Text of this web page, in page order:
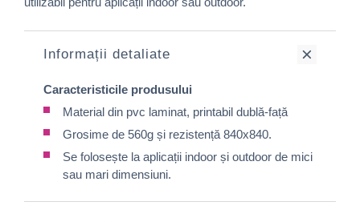
Informații detaliate
Caracteristicile produsului
Material din pvc laminat, printabil dublă-față
Grosime de 560g și rezistență 840x840.
Se folosește la aplicații indoor și outdoor de mici
sau mari dimensiuni.